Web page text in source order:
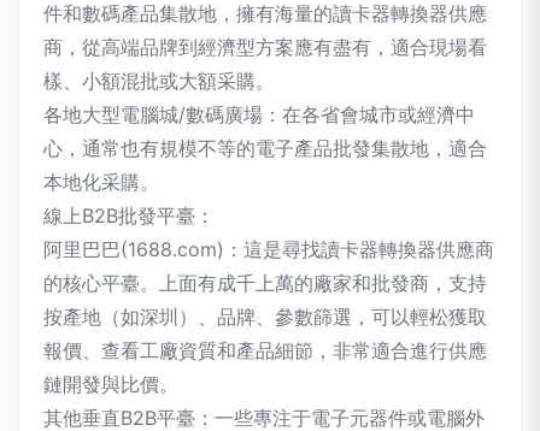
件和數碼產品集散地，擁有海量的讀卡器轉換器供應
商，從高端品牌到經濟型方案應有盡有，適合現場看
樣、小額混批或大額采購。
各地大型電腦城/數碼廣場：在各省會城市或經濟中
心，通常也有規模不等的電子產品批發集散地，適合
本地化采購。
線上B2B批發平臺：
阿里巴巴(1688.com)：這是尋找讀卡器轉換器供應商
的核心平臺。上面有成千上萬的廠家和批發商，支持
按產地（如深圳）、品牌、參數篩選，可以輕松獲取
報價、查看工廠資質和產品細節，非常適合進行供應
鏈開發與比價。
其他垂直B2B平臺：一些專注于電子元器件或電腦外